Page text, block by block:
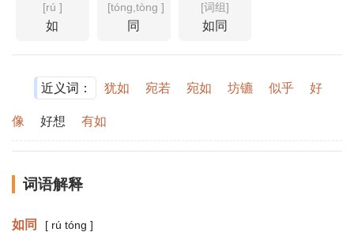
[rú ]
如
[tóng,tòng ]
同
[词组]
如同
近义词： 犹如 宛若 宛如 坊镳 似乎 好
像 好想 有如
词语解释
如同 [ rú tóng ]